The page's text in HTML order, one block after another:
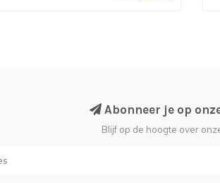
Abonneer je op
Blijf op de hoogte over